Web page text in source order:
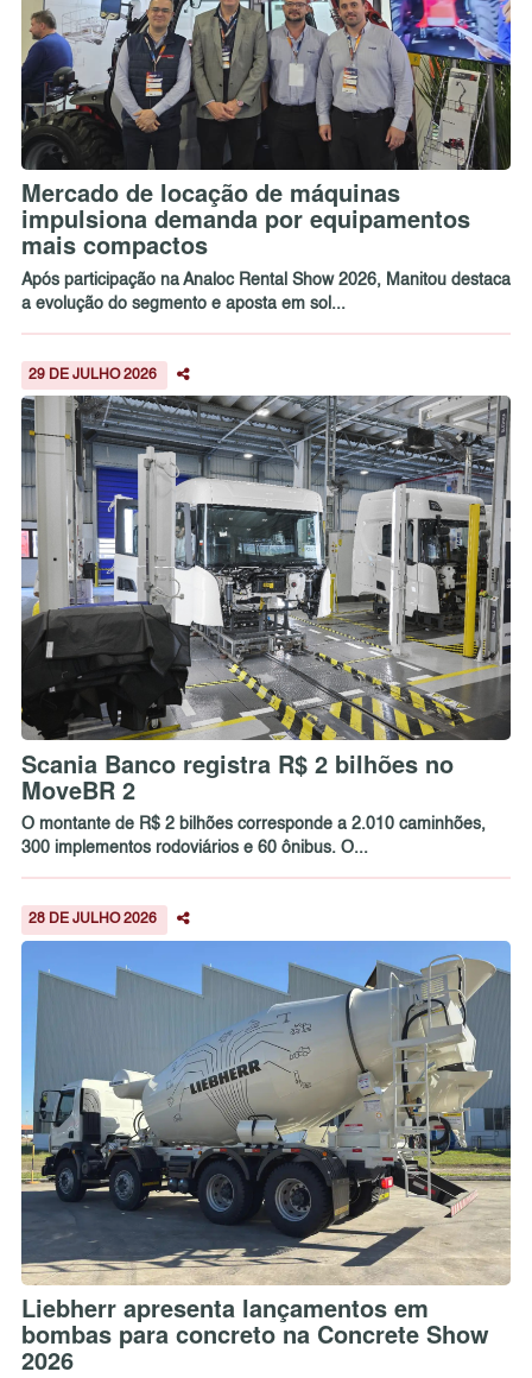
Mercado de locação de máquinas
impulsiona demanda por equipamentos
mais compactos
Após participação na Analoc Rental Show 2026, Manitou destaca
a evolução do segmento e aposta em sol...
29 DE JULHO 2026
Scania Banco registra R$ 2 bilhões no
MoveBR 2
O montante de R$ 2 bilhões corresponde a 2.010 caminhões,
300 implementos rodoviários e 60 ônibus. O...
28 DE JULHO 2026
Liebherr apresenta lançamentos em
bombas para concreto na Concrete Show
2026